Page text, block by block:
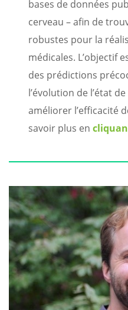
bases de données
cerveau – afin de
robustes pour la
médicales. L’objectif
des prédictions
l’évolution de l’état
améliorer l’efficacité
savoir plus en